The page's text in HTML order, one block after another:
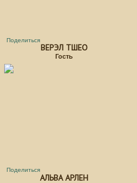
Поделиться
ВЕРЭЛ ТШЕО
Гость
Поделиться
АЛЬВА АРЛЕН